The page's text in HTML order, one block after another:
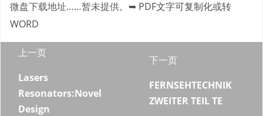
微盘下载地址……暂未提供。 ➥ PDF文字可复制化或转
WORD
上一页
Lasers
Resonators:Novel
Design
下一页
FERNSEHTECHNIK
ZWEITER TEIL TE